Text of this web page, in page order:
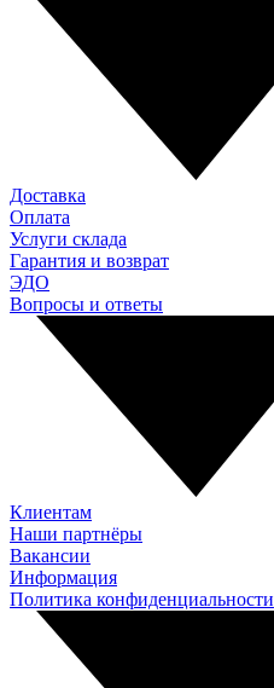
Доставка
Оплата
Услуги склада
Гарантия и возврат
ЭДО
Вопросы и ответы
Клиентам
Наши партнёры
Вакансии
Информация
Политика конфиденциальности